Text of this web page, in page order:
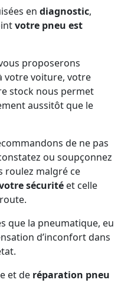
en diagnostic,
votre pneu est
proposerons
votre voiture, votre
stock nous permet
aussitôt que le
de ne pas
ou soupçonnez
roulez malgré ce
sécurité et celle
que la pneumatique, eu
d’inconfort dans
et de réparation pneu